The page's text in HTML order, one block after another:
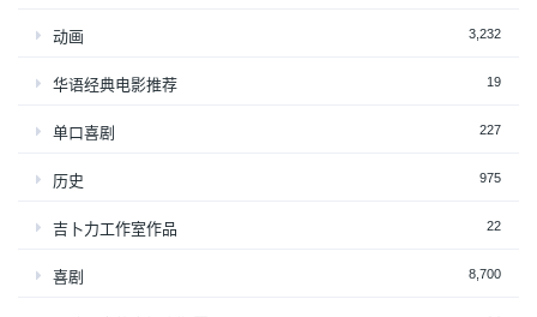
动画 3,232
华语经典电影推荐 19
单口喜剧 227
历史 975
吉卜力工作室作品 22
喜剧 8,700